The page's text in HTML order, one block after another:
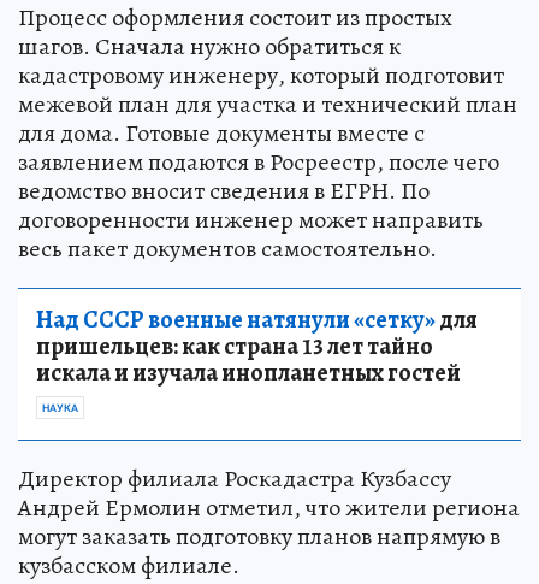
Процесс оформления состоит из простых
шагов. Сначала нужно обратиться к
кадастровому инженеру, который подготовит
межевой план для участка и технический план
для дома. Готовые документы вместе с
заявлением подаются в Росреестр, после чего
ведомство вносит сведения в ЕГРН. По
договоренности инженер может направить
весь пакет документов самостоятельно.
Над СССР военные натянули «сетку»для
пришельцев: как страна 13 лет тайно
искала и изучала инопланетных гостей
НАУКА
Директор филиала Роскадастра Кузбассу
Андрей Ермолин отметил, что жители региона
могут заказать подготовку планов напрямую в
кузбасском филиале.